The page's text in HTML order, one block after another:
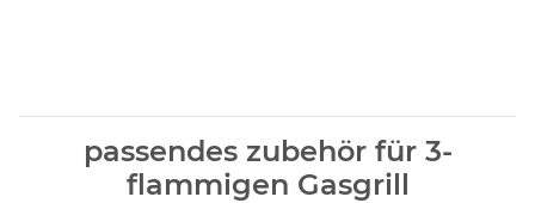
passendes zubehör für 3-
flammigen Gasgrill